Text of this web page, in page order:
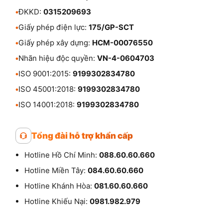
•ĐKKD: 0315209693
•Giấy phép điện lực: 175/GP-SCT
•Giấy phép xây dựng: HCM-00076550
•Nhãn hiệu độc quyền: VN-4-0604703
•ISO 9001:2015: 9199302834780
•ISO 45001:2018: 9199302834780
•ISO 14001:2018: 9199302834780
Tổng đài hỗ trợ khẩn cấp
Hotline Hồ Chí Minh: 088.60.60.660
Hotline Miền Tây: 084.60.60.660
Hotline Khánh Hòa: 081.60.60.660
Hotline Khiếu Nại: 0981.982.979